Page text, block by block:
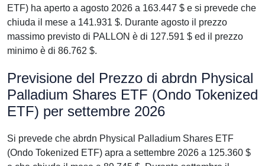
ETF) ha aperto a agosto 2026 a 163.447 $ e si prevede che
chiuda il mese a 141.931 $. Durante agosto il prezzo
massimo previsto di PALLON è di 127.591 $ ed il prezzo
minimo è di 86.762 $.
Previsione del Prezzo di abrdn Physical
Palladium Shares ETF (Ondo Tokenized
ETF) per settembre 2026
Si prevede che abrdn Physical Palladium Shares ETF
(Ondo Tokenized ETF) apra a settembre 2026 a 125.360 $